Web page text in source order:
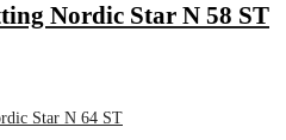
Nordic Star N 58 ST